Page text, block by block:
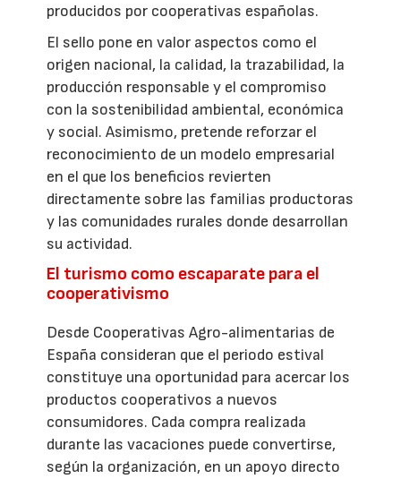
producidos por cooperativas españolas.
El sello pone en valor aspectos como el
origen nacional, la calidad, la trazabilidad, la
producción responsable y el compromiso
con la sostenibilidad ambiental, económica
y social. Asimismo, pretende reforzar el
reconocimiento de un modelo empresarial
en el que los beneficios revierten
directamente sobre las familias productoras
y las comunidades rurales donde desarrollan
su actividad.
El turismo como escaparate para el
cooperativismo
Desde Cooperativas Agro-alimentarias de
España consideran que el periodo estival
constituye una oportunidad para acercar los
productos cooperativos a nuevos
consumidores. Cada compra realizada
durante las vacaciones puede convertirse,
según la organización, en un apoyo directo